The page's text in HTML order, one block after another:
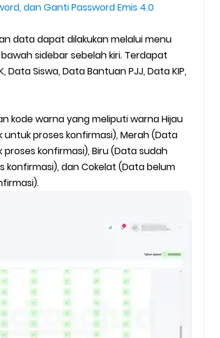
dan Ganti Password Emis 4.0
data dapat dilakukan melalui menu
sidebar sebelah kiri. Terdapat
Siswa, Data Bantuan PJJ, Data KIP,
kode warna yang meliputi warna Hijau
proses konfirmasi), Merah (Data
konfirmasi), Biru (Data sudah
konfirmasi), dan Cokelat (Data belum